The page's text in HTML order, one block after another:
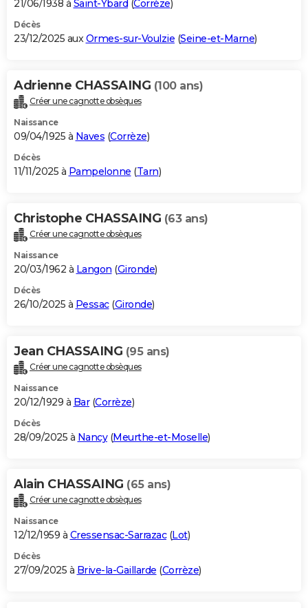
21/06/1938 à Saint-Ybard (Corrèze)
Décès
23/12/2025 auxOrmes-sur-Voulzie (Seine-et-Marne)
Adrienne CHASSAING (100 ans)
Créer une cagnotte obsèques
Naissance
09/04/1925 à Naves (Corrèze)
Décès
11/11/2025 à Pampelonne (Tarn)
Christophe CHASSAING (63 ans)
Créer une cagnotte obsèques
Naissance
20/03/1962 à Langon (Gironde)
Décès
26/10/2025 à Pessac(Gironde)
Jean CHASSAING (95 ans)
Créer une cagnotte obsèques
Naissance
20/12/1929 à Bar(Corrèze)
Décès
28/09/2025 à Nancy(Meurthe-et-Moselle)
Alain CHASSAING (65 ans)
Créer une cagnotte obsèques
Naissance
12/12/1959 à Cressensac-Sarrazac(Lot)
Décès
27/09/2025 à Brive-la-Gaillarde (Corrèze)